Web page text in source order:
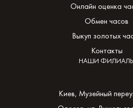
Онлайн оценка
Обмен часов
Выкуп золотых
Контакты
НАШИ
Киев, Музейный